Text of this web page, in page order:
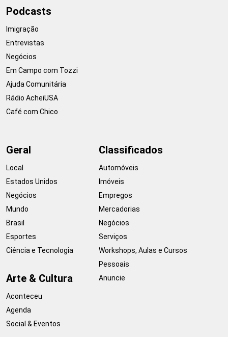
Podcasts
Imigração
Entrevistas
Negócios
Em Campo com Tozzi
Ajuda Comunitária
Rádio AcheiUSA
Café com Chico
Geral
Local
Estados Unidos
Negócios
Mundo
Brasil
Esportes
Ciência e Tecnologia
Arte & Cultura
Aconteceu
Agenda
Social & Eventos
Classificados
Automóveis
Imóveis
Empregos
Mercadorias
Negócios
Serviços
Workshops, Aulas e Cursos
Pessoais
Anuncie